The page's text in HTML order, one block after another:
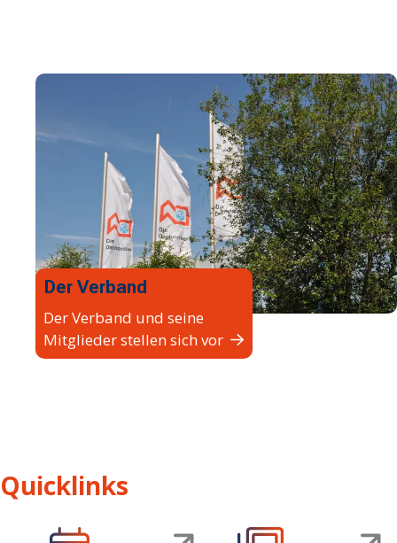
Der Verband
Der Verband und seine
Mitglieder stellen sich vor
Quicklinks